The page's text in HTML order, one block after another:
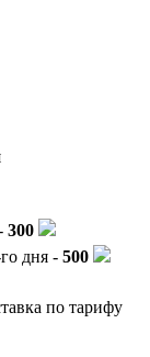
300
дня - 500
по тарифу